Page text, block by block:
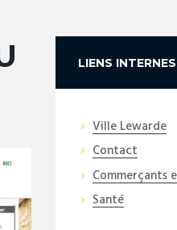
LIENS INTERNES
Ville Lewarde
Contact
Commerçants
Santé